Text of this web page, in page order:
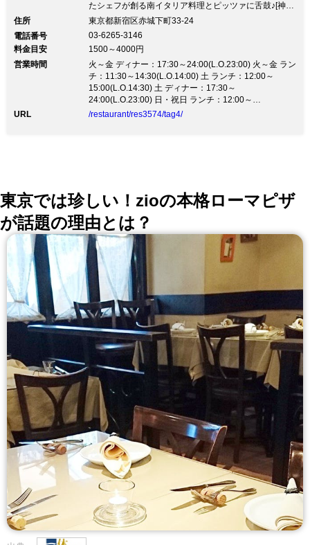
たシェフが創る南イタリア料理とピッツァに舌鼓♪[神楽
坂駅から2分] 裏路地にひっそり佇む、南イタリア料理
手掛けた本場の味 プーリア料理を基盤にナポリ、カラ
ーブリア、シチリア料理を中心としたメニュー構成。
イタリアで学んだ素材の味を活かす調理法や考え方を忠
実に実践して、ご提供しております。 ◆細部までこだ
わり抜いた空間創り アンティークの扉、ナポリの職人
が創ったオーダーメイドのランプシェードやタイル絵、
イス、テーブルや食器類など細部までこだわった空間演
住所
東京都新宿区赤城下町33-24
電話番号
03-6265-3146
料金目安
1500～4000円
営業時間
火～金 ディナー：17:30～24:00(L.O.23:00) 火～金 ラン
チ：11:30～14:30(L.O.14:00) 土 ランチ：12:00～
15:00(L.O.14:30) 土 ディナー：17:30～
24:00(L.O.23:00) 日・祝日 ランチ：12:00～
15:00(L.O.14:30) 日・祝日 ディナー：17:30～
URL /restaurant/res3574/tag4/
東京では珍しい！zioの本格ローマピザ
が話題の理由とは？